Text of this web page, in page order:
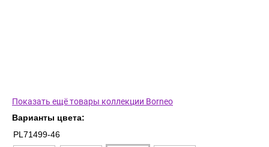
Показать ещё товары коллекции Borneo
Варианты цвета:
PL71499-46